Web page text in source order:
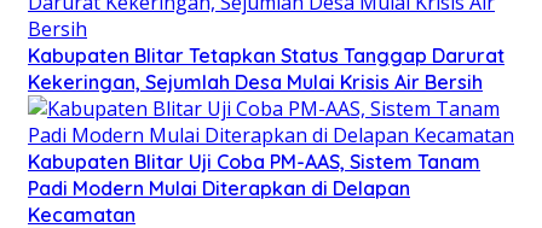
Kabupaten Blitar Tetapkan Status Tanggap Darurat
Kekeringan, Sejumlah Desa Mulai Krisis Air Bersih
Kabupaten Blitar Uji Coba PM-AAS, Sistem Tanam
Padi Modern Mulai Diterapkan di Delapan
Kecamatan